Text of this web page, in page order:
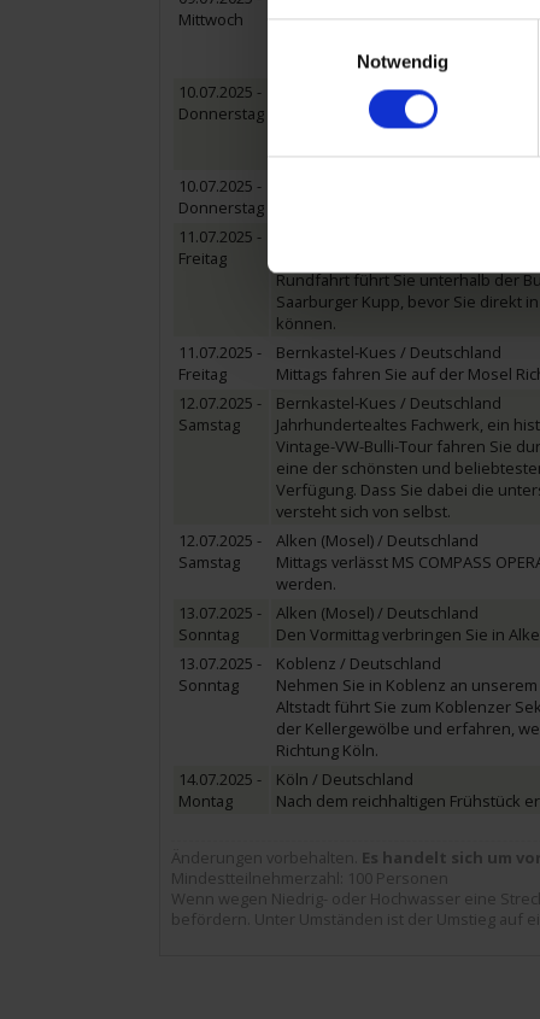
Notwendig
Mittwoch
Morgens erreicht MS COMPASS
viel wissenswertes über Cochem
10.07.2025 -
Donnerstag
Trier / Deutschland
Nach dem Frühstück steht der Tag
jährigen Geschichte eine der
Vergangenheit. Am späten Abend
10.07.2025 -
Donnerstag
11.07.2025 -
Freitag
Rundfahrt führt Sie unterhalb der
Saarburger Kupp, bevor Sie direkt
können.
11.07.2025 -
Freitag
Bernkastel-Kues / Deutschland
Mittags fahren Sie auf der Mosel
12.07.2025 -
Samstag
Bernkastel-Kues / Deutschland
Jahrhundertealtes Fachwerk, ein
Vintage-VW-Bulli-Tour fahren Sie
eine der schönsten und
Verfügung. Dass Sie dabei die
versteht sich von selbst.
12.07.2025 -
Samstag
Alken (Mosel) / Deutschland
Mittags verlässt MS COMPASS
werden.
13.07.2025 -
Sonntag
Alken (Mosel) / Deutschland
Den Vormittag verbringen Sie in
13.07.2025 -
Sonntag
Koblenz / Deutschland
Nehmen Sie in Koblenz an
Altstadt führt Sie zum Koblenzer
der Kellergewölbe und erfahren,
Richtung Köln.
14.07.2025 -
Montag
Köln / Deutschland
Nach dem reichhaltigen Frühstück
Änderungen vorbehalten. Es handelt sich um
Mindestteilnehmerzahl: 100 Personen
Wenn wegen Niedrig- oder Hochwasser eine
befördern. Unter Umständen ist der Umstieg auf